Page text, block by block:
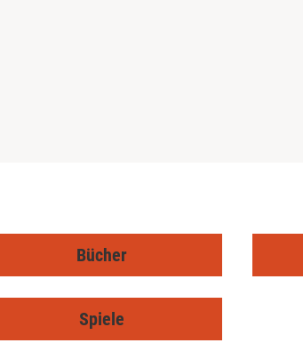
Bücher
Spiele